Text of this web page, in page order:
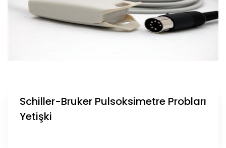
Schiller-Bruker Pulsoksimetre Probları
Yetişki